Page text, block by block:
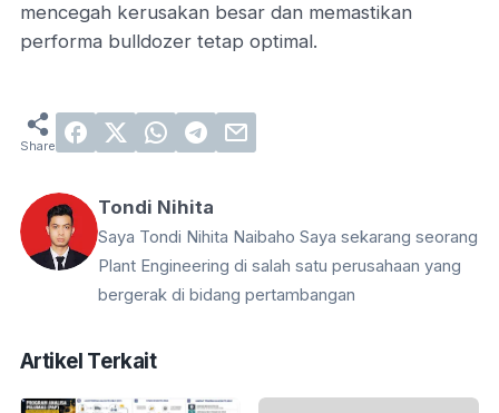
mencegah kerusakan besar dan memastikan
performa bulldozer tetap optimal.
Tondi Nihita
Saya Tondi Nihita Naibaho Saya sekarang seorang
Plant Engineering di salah satu perusahaan yang
bergerak di bidang pertambangan
Artikel Terkait